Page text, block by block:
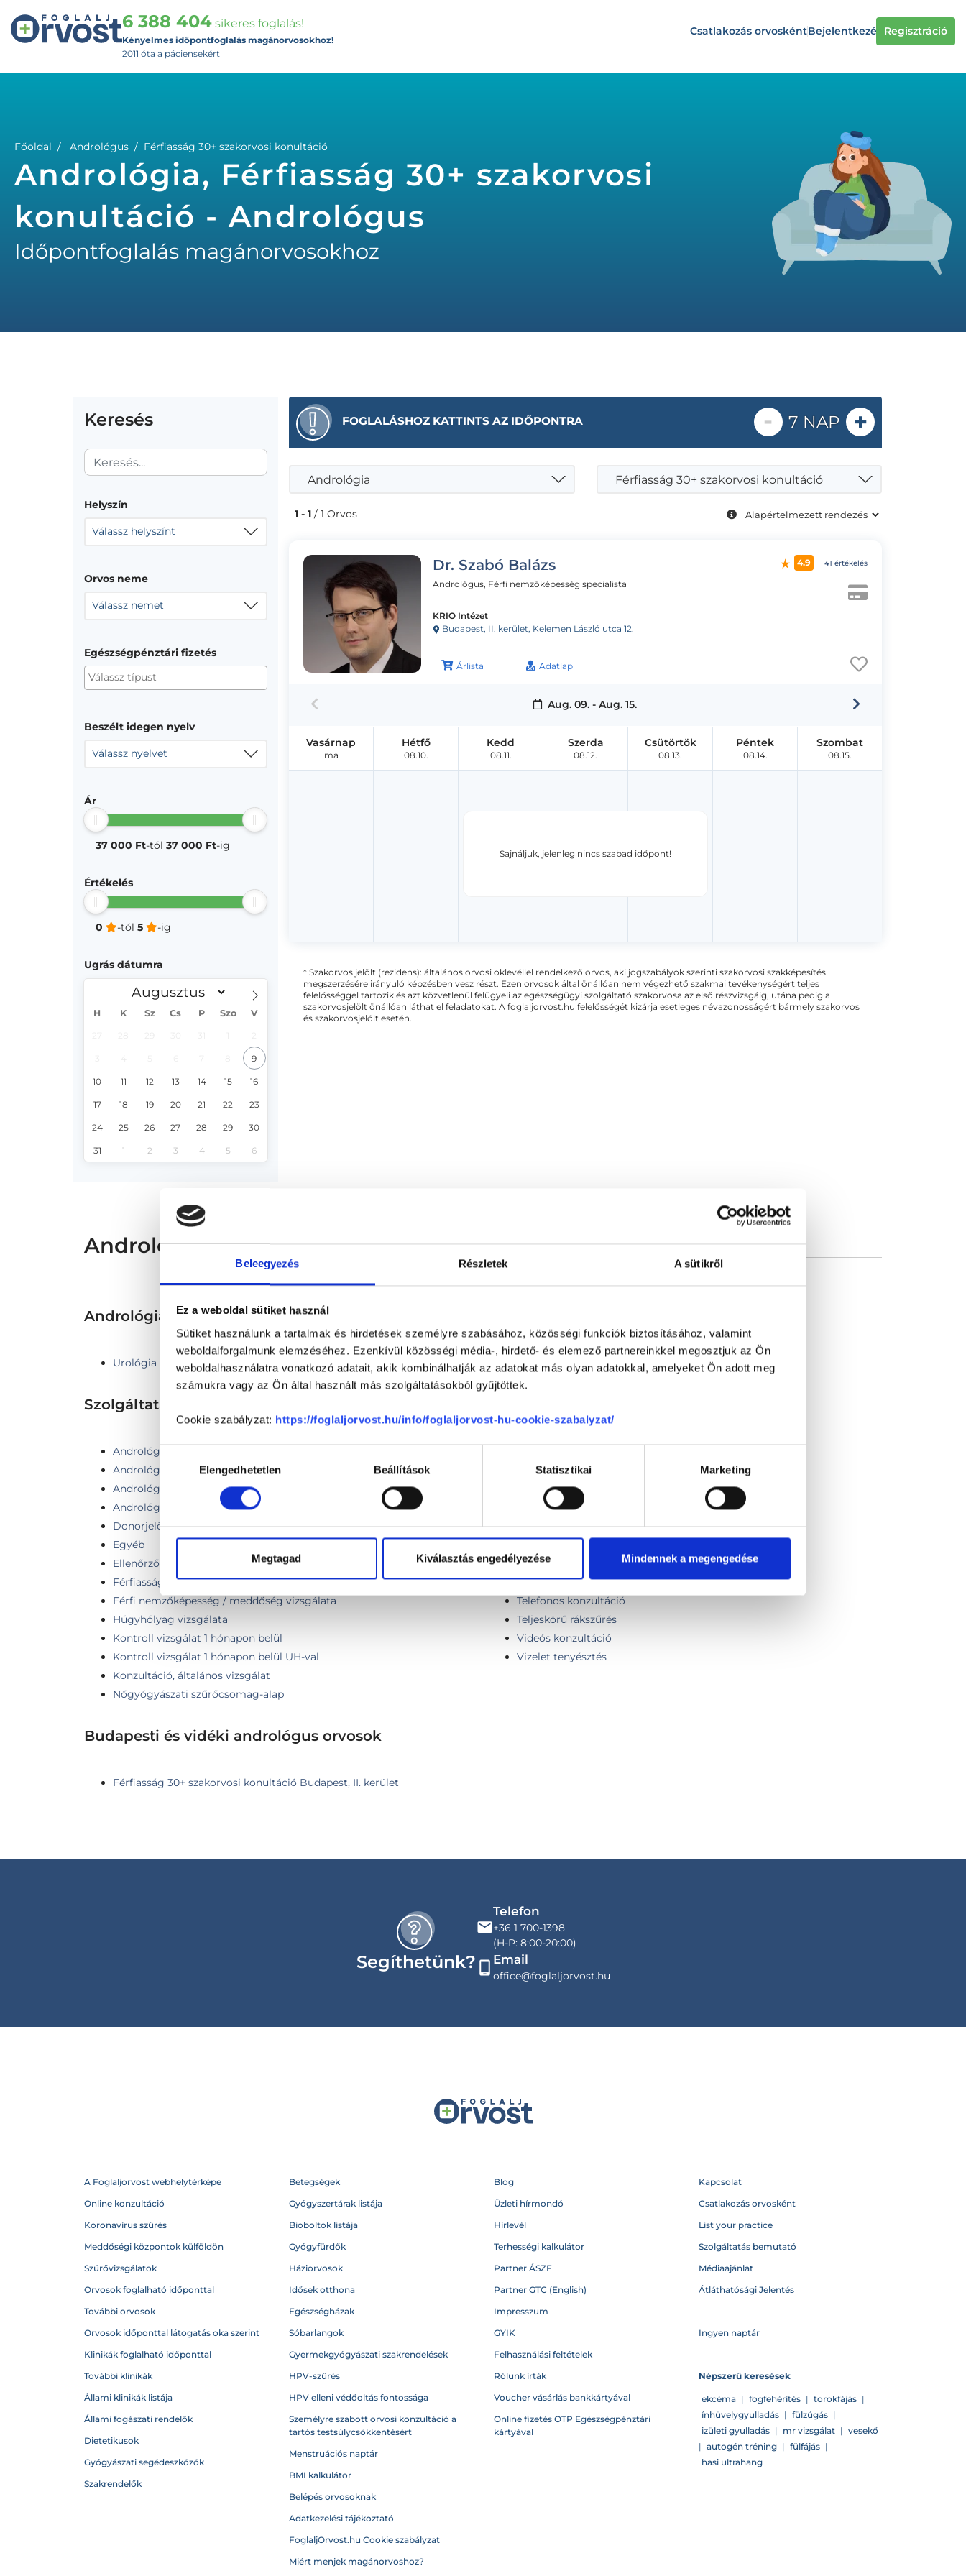
Beleegyezés Részletek A sütikről
Ez a weboldal sütiket használ
Sütiket használunk a tartalmak és hirdetések személyre szabásához, közösségi funkciók biztosításához, valamint
weboldalforgalmunk elemzéséhez. Ezenkívül közösségi média-, hirdető- és elemező partnereinkkel megosztjuk az Ön
weboldalhasználatra vonatkozó adatait, akik kombinálhatják az adatokat más olyan adatokkal, amelyeket Ön adott meg
számukra vagy az Ön által használt más szolgáltatásokból gyűjtöttek.
Cookie szabályzat: https://foglaljorvost.hu/info/foglaljorvost-hu-cookie-szabalyzat/
Hozzájárulás
kiválasztásaElengedhetetlen Beállítások Statisztikai Marketing
Megtagad Kiválasztás engedélyezése Mindennek a megengedése
6 388 404 sikeres foglalás!
Kényelmes időpontfoglalás magánorvosokhoz!
2011 óta a páciensekért
Csatlakozás orvoskéntBejelentkezés Regisztráció
Főoldal Andrológus Férfiasság 30+ szakorvosi konultáció
Andrológia, Férfiasság 30+ szakorvosi
konultáció - Andrológus
Időpontfoglalás magánorvosokhoz
Keresés
Helyszín
Válassz helyszínt
Orvos neme
Válassz nemet
Egészségpénztári fizetés
Beszélt idegen nyelv
Válassz nyelvet
Ár
37 000 Ft-tól 37 000 Ft-ig
Értékelés
0 -tól 5 -ig
Ugrás dátumra
H K Sz Cs P Szo V
9
10 11 12 13 14 15 16
17 18 19 20 21 22 23
24 25 26 27 28 29 30
31 1 2 3 4 5 6
FOGLALÁSHOZ KATTINTS AZ IDŐPONTRA - 7 NAP +
Andrológia Férfiasság 30+ szakorvosi konultáció
1 - 1 / 1 Orvos
Dr. Szabó Balázs
Andrológus, Férfi nemzőképesség specialista
KRIO Intézet
Budapest, II. kerület, Kelemen László utca 12.
Árlista Adatlap
4.9 41 értékelés
Aug. 09. - Aug. 15.
Sajnáljuk, jelenleg nincs szabad időpont!
Vasárnap
ma
Hétfő
08.10.
Kedd
08.11.
Szerda
08.12.
Csütörtök
08.13.
Péntek
08.14.
Szombat
08.15.
* Szakorvos jelölt (rezidens): általános orvosi oklevéllel rendelkező orvos, aki jogszabályok szerinti szakorvosi szakképesítés
megszerzésére irányuló képzésben vesz részt. Ezen orvosok által önállóan nem végezhető szakmai tevékenységért teljes
felelősséggel tartozik és azt közvetlenül felügyeli az egészségügyi szolgáltató szakorvosa az első részvizsgáig, utána pedig a
szakorvosjelölt önállóan láthat el feladatokat. A foglaljorvost.hu felelősségét kizárja esetleges névazonosságért bármely szakorvos
és szakorvosjelölt esetén.
Andrológus - Andrológia
Andrológia TERÜLETHEZ KAPCSOLÓDÓ SZAKTERÜLETEK
Urológia
Szolgáltatások
Andrológiai kontroll vizsgálat
Andrológiai szakorvosi vizsgálat
Andrológia konzultáció, általános szakorvosi vizsgálat
Andrológia konzultáció, általános szakorvosi vizsgálat UH-val
Donorjelölt kivizsgálása
Egyéb
Ellenőrző vizsgálat
Férfiasság 30+ szakorvosi konultáció
Férfi nemzőképesség / meddőség vizsgálata
Húgyhólyag vizsgálata
Kontroll vizsgálat 1 hónapon belül
Kontroll vizsgálat 1 hónapon belül UH-val
Konzultáció, általános vizsgálat
Nőgyógyászati szűrőcsomag-alap
Prosztata vizsgálat
Receptírás konzultáció nélkül
Receptírás rövid konzultációval
Spermaanalízis
Spermavizsgálat, férfi meddőségkezelés
Spermiogram szakorvosi konzultációval
Szakorvosi vizsgálat UH-val
Telefonos konzultáció
Teljeskörű rákszűrés
Videós konzultáció
Vizelet tenyésztés
Budapesti és vidéki andrológus orvosok
Férfiasság 30+ szakorvosi konultáció Budapest, II. kerület
Segíthetünk?
Telefon
+36 1 700-1398
(H-P: 8:00-20:00)
Email
office@foglaljorvost.hu
A Foglaljorvost webhelytérképe
Online konzultáció
Koronavírus szűrés
Meddőségi központok külföldön
Szűrővizsgálatok
Orvosok foglalható időponttal
További orvosok
Orvosok időponttal látogatás oka szerint
Klinikák foglalható időponttal
További klinikák
Állami klinikák listája
Állami fogászati rendelők
Dietetikusok
Gyógyászati segédeszközök
Szakrendelők
Betegségek
Gyógyszertárak listája
Bioboltok listája
Gyógyfürdők
Háziorvosok
Idősek otthona
Egészségházak
Sóbarlangok
Gyermekgyógyászati szakrendelések
HPV-szűrés
HPV elleni védőoltás fontossága
Személyre szabott orvosi konzultáció a
tartós testsúlycsökkentésért
Menstruációs naptár
BMI kalkulátor
Belépés orvosoknak
Adatkezelési tájékoztató
FoglaljOrvost.hu Cookie szabályzat
Miért menjek magánorvoshoz?
Blog
Üzleti hírmondó
Hírlevél
Terhességi kalkulátor
Partner ÁSZF
Partner GTC (English)
Impresszum
GYIK
Felhasználási feltételek
Rólunk írták
Voucher vásárlás bankkártyával
Online fizetés OTP Egészségpénztári
kártyával
Kapcsolat
Csatlakozás orvosként
List your practice
Szolgáltatás bemutató
Médiaajánlat
Átláthatósági Jelentés
Ingyen naptár
Népszerű keresések
ekcéma | fogfehérítés | torokfájás |
ínhüvelygyulladás | fülzúgás |
izületi gyulladás | mr vizsgálat | vesekő
| autogén tréning | fülfájás |
hasi ultrahang